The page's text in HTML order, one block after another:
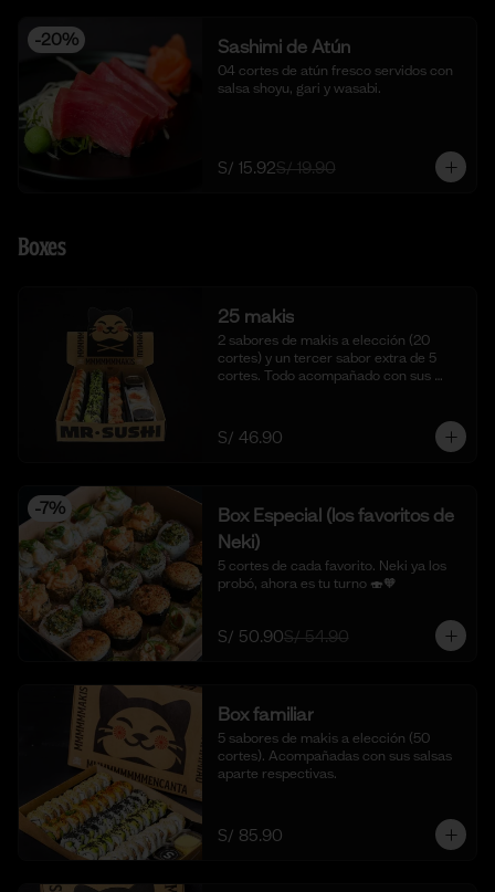
-20% Sashimi de Atún
04 cortes de atún fresco servidos con
salsa shoyu, gari y wasabi.
S/ 15.92S/ 19.90
Boxes
25 makis
2 sabores de makis a elección (20
cortes) y un tercer sabor extra de 5
cortes. Todo acompañado con sus
S/ 46.90
-7%
Box Especial (los favoritos de
Neki)
5 cortes de cada favorito. Neki ya los
probó, ahora es tu turno 🍣🧡
S/ 50.90S/ 54.90
Box familiar
5 sabores de makis a elección (50
cortes). Acompañadas con sus salsas
aparte respectivas.
S/ 85.90